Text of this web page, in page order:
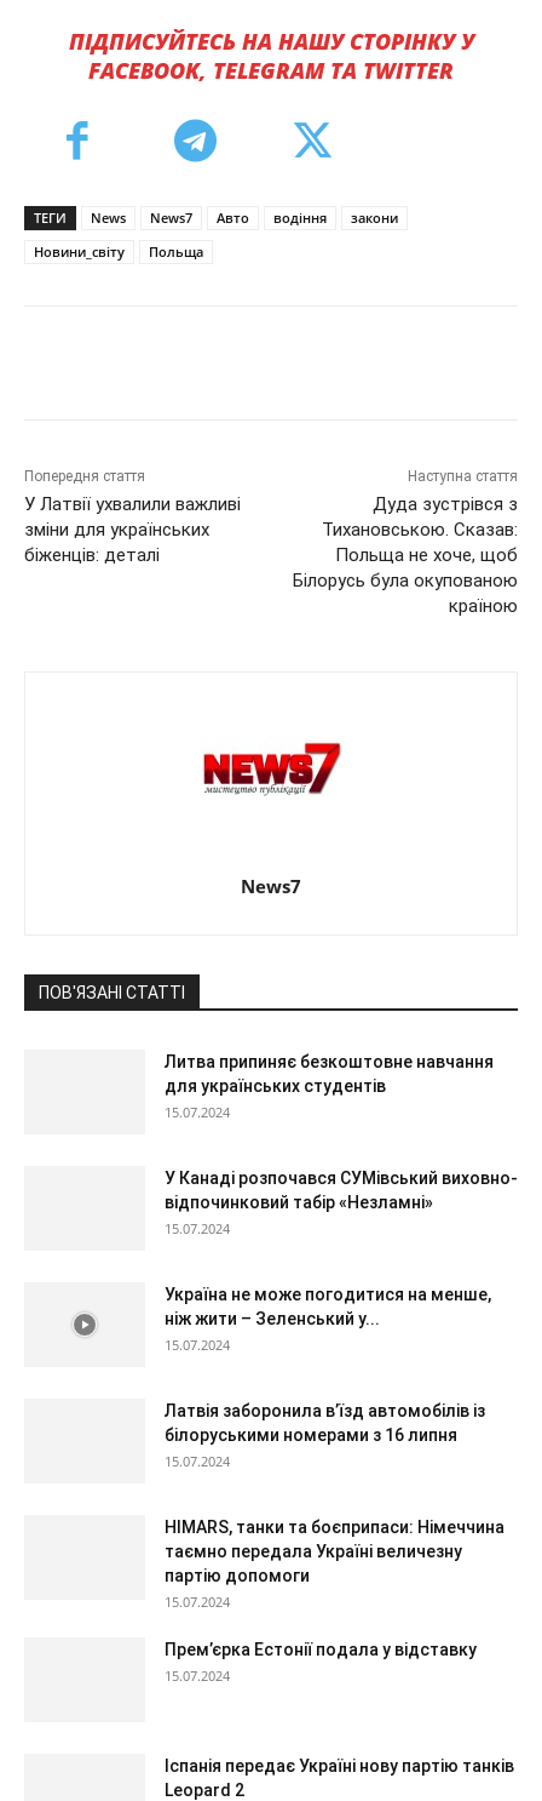
ПІДПИСУЙТЕСЬ НА НАШУ СТОРІНКУ У
FACEBOOK, TELEGRAM ТА TWITTER
ТЕГИ News News7 Авто водіння
закони
Новини_світу
Польща
Попередня стаття
У Латвії ухвалили важливі
зміни для українських
біженців: деталі
Наступна стаття
Дуда зустрівся з
Тихановською. Сказав:
Польща не хоче, щоб
Білорусь була окупованою
країною
News7
ПОВ'ЯЗАНІ СТАТТІ
Литва припиняє безкоштовне навчання
для українських студентів
15.07.2024
У Канаді розпочався СУМівський виховно-
відпочинковий табір «Незламні»
15.07.2024
Україна не може погодитися на менше,
ніж жити – Зеленський у...
15.07.2024
Латвія заборонила в’їзд автомобілів із
білоруськими номерами з 16 липня
15.07.2024
HIMARS, танки та боєприпаси: Німеччина
таємно передала Україні величезну
партію допомоги
15.07.2024
Прем’єрка Естонії подала у відставку
15.07.2024
Іспанія передає Україні нову партію танків
Leopard 2